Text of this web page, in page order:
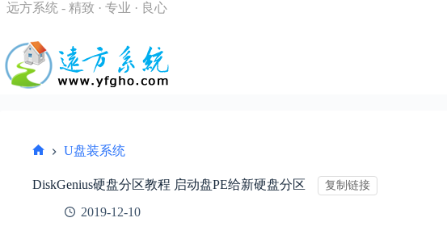
跳
容
远方系统 - 精致 · 专业 · 良心
页
U盘装系统
DiskGenius硬盘分区教程 启动盘PE给新硬盘分区 复制链接
2019-12-10